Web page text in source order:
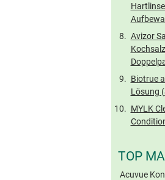
Avizor
Biotrue
Lösung
MYLK
TOP
Acuvue